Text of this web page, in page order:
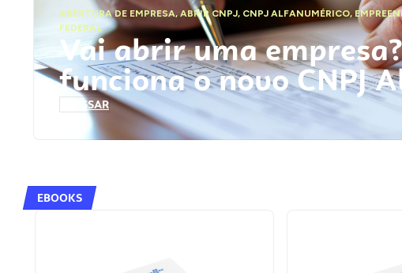
ABERTURA DE EMPRESA,ABRIR CNPJ, CNPJ ALFANUMÉRICO,
FEDERAL
Vai abrir uma
funciona o novo CNPJ
ACESSAR
EBOOKS